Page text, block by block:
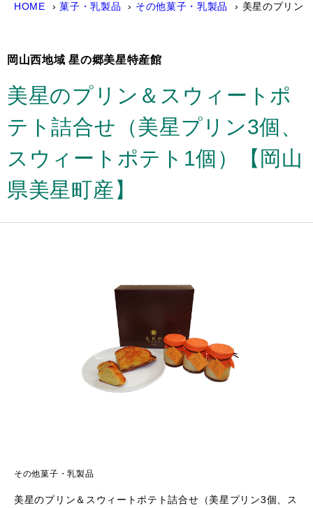
HOME 菓子・乳製品 その他菓子・乳製品 美星のプリン
岡山西地域 星の郷美星特産館
美星のプリン＆スウィートポ
テト詰合せ（美星プリン3個、
スウィートポテト1個）【岡山
県美星町産】
その他菓子・乳製品
美星のプリン＆スウィートポテト詰合せ（美星プリン3個、ス